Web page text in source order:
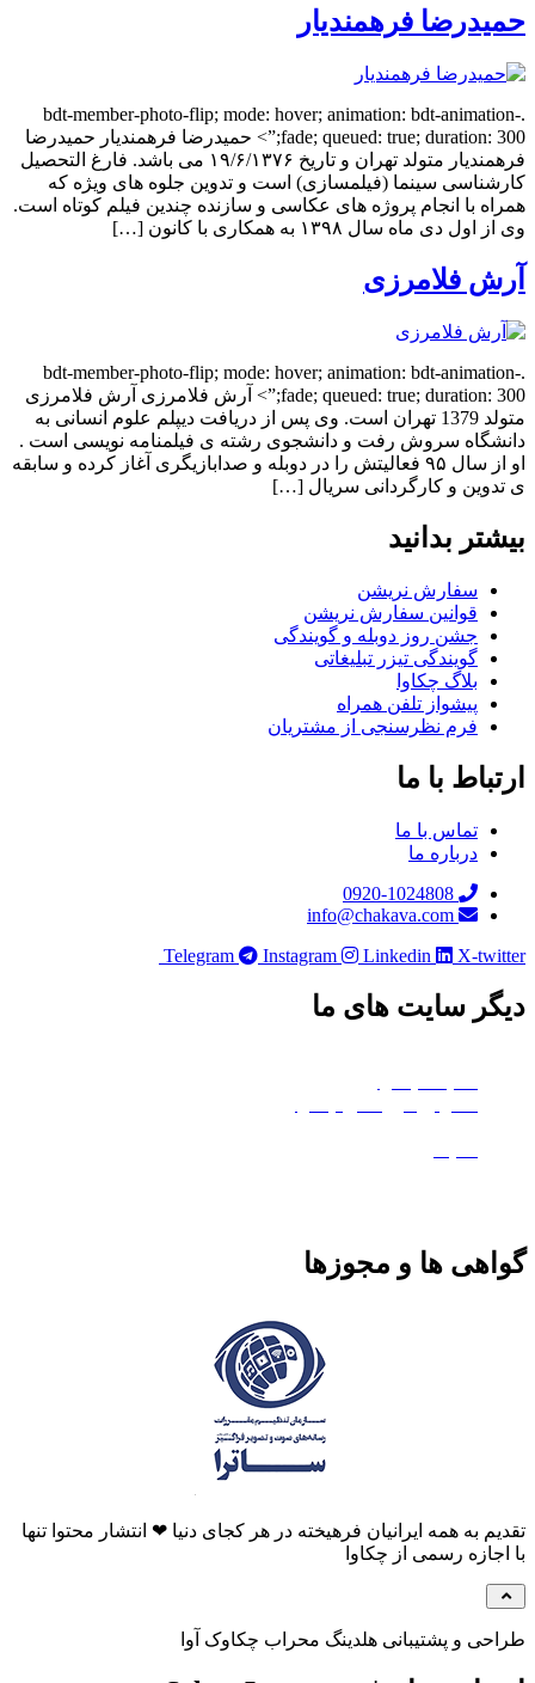
حمیدرضا فرهمندیار
.bdt-member-photo-flip; mode: hover; animation: bdt-animation-
fade; queued: true; duration: 300;”> حمیدرضا فرهمندیار حمیدرضا
فرهمندیار متولد تهران و تاریخ ۱۹/۶/۱۳۷۶ می باشد. فارغ التحصیل
کارشناسی سینما (فیلمسازی) است و تدوین جلوه های ویژه که
همراه با انجام پروژه های عکاسی و سازنده چندین فیلم کوتاه است.
وی از اول دی ماه سال ۱۳۹۸ به همکاری با کانون […]
آرش فلامرزی
.bdt-member-photo-flip; mode: hover; animation: bdt-animation-
fade; queued: true; duration: 300;”> آرش فلامرزی آرش فلامرزی
متولد 1379 تهران است. وی پس از دریافت دیپلم علوم انسانی به
دانشگاه سروش رفت و دانشجوی رشته ی فیلمنامه نویسی است .
او از سال ۹۵ فعالیتش را در دوبله و صدابازیگری آغاز کرده و سابقه
ی تدوین و کارگردانی سریال […]
بیشتر بدانید
سفارش نریشن
قوانین سفارش نریشن
جشن روز دوبله و گویندگی
گویندگی تیزر تبلیغاتی
بلاگ چکاوا
پیشواز تلفن همراه
فرم نظرسنجی از مشتریان
ارتباط با ما
تماس با ما
درباره ما
0920-1024808
info@chakava.com
Telegram
Instagram Linkedin X-twitter
دیگر سایت های ما
گواهی ها و مجوزها
تقدیم به همه ایرانیان فرهیخته در هر کجای دنیا ❤ انتشار محتوا تنها
با اجازه رسمی از چکاوا
طراحی و پشتیبانی هلدینگ محراب چکاوک آوا